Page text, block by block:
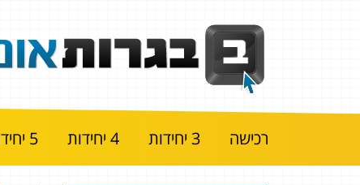
רכישה 3 יחידות 4 יחידות 5 יחידות